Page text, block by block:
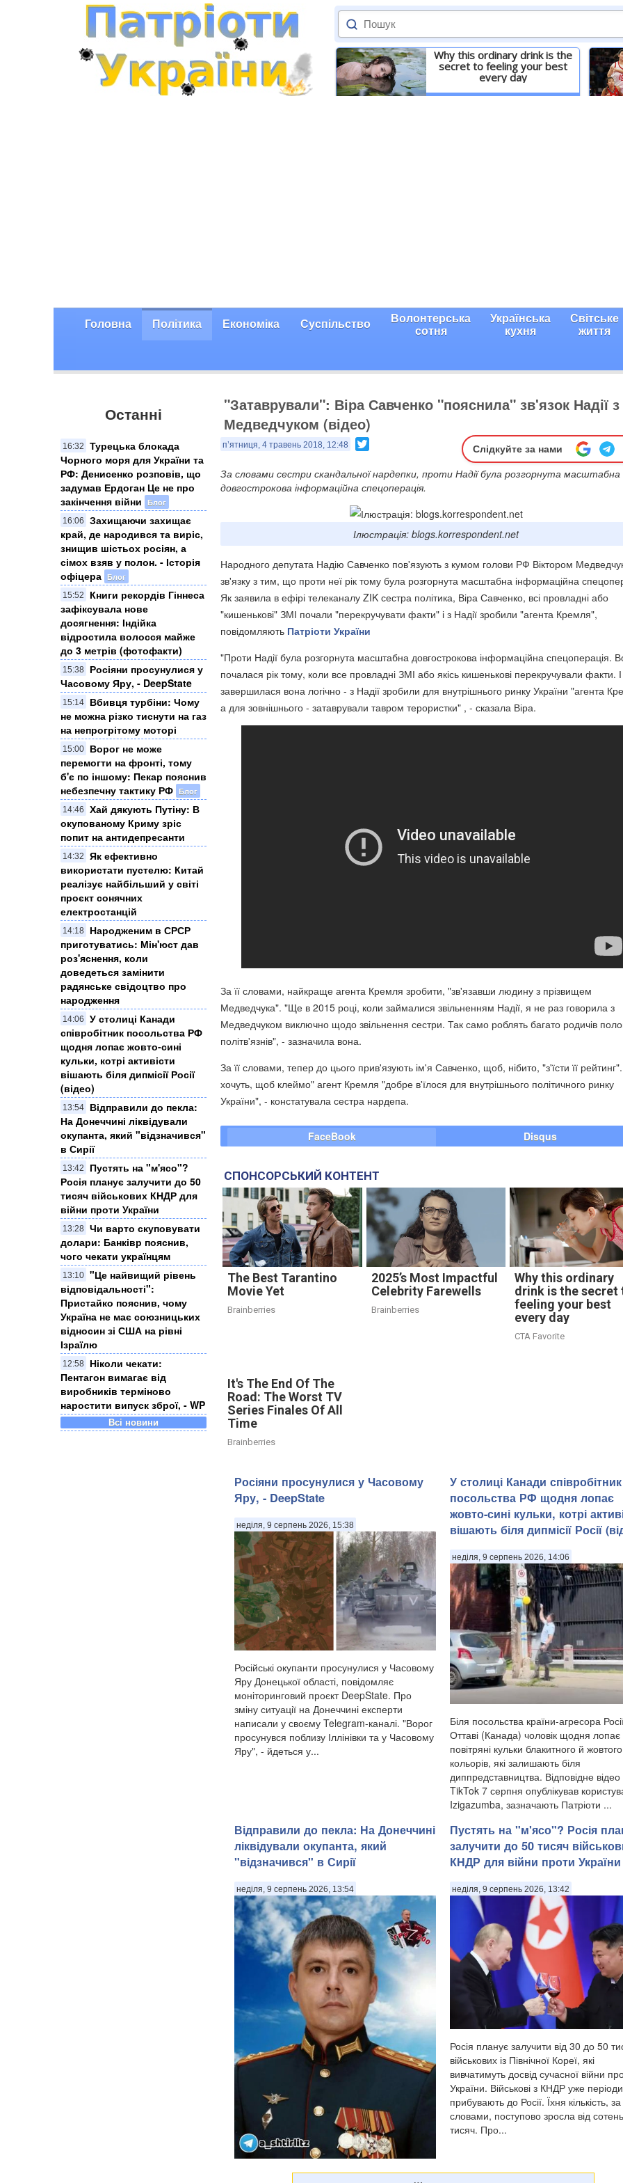
Why this ordinary drink is the
secret to feeling your best
every day
Головна Політика Економіка Суспільство Волонтерська
сотня
Українська
кухня
Світське
життя
Останні
16:32
Турецька блокада
Чорного моря для України та
РФ: Денисенко розповів, що
задумав Ердоган Це не про
закінчення війни
Блог
16:06
Захищаючи захищає
край, де народився та виріс,
знищив шістьох росіян, а
сімох взяв у полон. - Історія
офіцера Блог
15:52
Книги рекордів Гіннеса
зафіксувала нове
досягнення: Індійка
відростила волосся майже
до 3 метрів (фотофакти)
15:38
Росіяни просунулися у
Часовому Яру, - DeepState
15:14
Вбивця турбіни: Чому
не можна різко тиснути на газ
на непрогрітому моторі
15:00
Ворог не може
перемогти на фронті, тому
б'є по іншому: Пекар пояснив
небезпечну тактику РФ Блог
14:46
Хай дякують Путіну: В
окупованому Криму зріс
попит на антидепресанти
14:32
Як ефективно
використати пустелю: Китай
реалізує найбільший у світі
проєкт сонячних
електростанцій
14:18
Народженим в СРСР
приготуватись: Мін'юст дав
роз'яснення, коли
доведеться замінити
радянське свідоцтво про
народження
14:06
У столиці Канади
співробітник посольства РФ
щодня лопає жовто-сині
кульки, котрі активісти
вішають біля дипмісії Росії
(відео)
13:54
Відправили до пекла:
На Донеччині ліквідували
окупанта, який "відзначився"
в Сирії
13:42
Пустять на "м'ясо"?
Росія планує залучити до 50
тисяч військових КНДР для
війни проти України
13:28 Чи варто скуповувати
долари: Банківр пояснив,
чого чекати українцям
13:10 "Це найвищий рівень
відповідальності":
Пристайко пояснив, чому
Україна не має союзницьких
відносин зі США на рівні
Ізраїлю
12:58
Ніколи чекати:
Пентагон вимагає від
виробників терміново
наростити випуск зброї, - WP
Всі новини
"Затаврували": Віра Савченко "пояснила" зв'язок Надії з
Медведчуком (відео)
п’ятниця, 4 травень 2018, 12:48 Слідкуйте за нами
За словами сестри скандальної нардепки, проти Надії була розгорнута масштабна
довгострокова інформаційна спецоперація.
Ілюстрація: blogs.korrespondent.net
Народного депутата Надію Савченко пов'язують з кумом голови РФ Віктором
зв'язку з тим, що проти неї рік тому була розгорнута масштабна інформаційна
Як заявила в ефірі телеканалу ZIK сестра політика, Віра Савченко, всі провладні або
"кишенькові" ЗМІ почали "перекручувати факти" і з Надії зробили "агента Кремля",
повідомляють Патріоти України
"Проти Надії була розгорнута масштабна довгострокова інформаційна спецоперація.
почалася рік тому, коли все провладні ЗМІ або якісь кишенькові перекручували факти. І
завершилася вона логічно - з Надії зробили для внутрішнього ринку України "агента
а для зовнішнього - затаврували тавром терористки" , - сказала Віра.
За її словами, найкраще агента Кремля зробити, "зв'язавши людину з прізвищем
Медведчука". "Ще в 2015 році, коли займалися звільненням Надії, я не раз говорила з
Медведчуком виключно щодо звільнення сестри. Так само роблять багато родичів
політв'язнів", - зазначила вона.
За її словами, тепер до цього прив'язують ім'я Савченко, щоб, нібито, "з'їсти її
хочуть, щоб клеймо" агент Кремля "добре в'їлося для внутрішнього політичного ринку
України", - констатувала сестра нардепа.
FaceBook Disqus
СПОНСОРСЬКИЙ КОНТЕНТ
The Best Tarantino
Movie Yet
Brainberries
2025’s Most Impactful
Celebrity Farewells
Brainberries
Why this ordinary
drink is the secret
feeling your best
every day
CTA Favorite
It's The End Of The
Road: The Worst TV
Series Finales Of All
Time
Brainberries
Росіяни просунулися у Часовому
Яру, - DeepState
неділя, 9 серпень 2026, 15:38
Російські окупанти просунулися у Часовому
Яру Донецької області, повідомляє
моніторинговий проєкт DeepState. Про
зміну ситуації на Донеччині експерти
написали у своєму Telegram-каналі. "Ворог
просунувся поблизу Іллінівки та у Часовому
Яру", - йдеться у...
У столиці Канади співробітник
посольства РФ щодня лопає
жовто-сині кульки, котрі
вішають біля дипмісії Росії
неділя, 9 серпень 2026, 14:06
Біля посольства країни-агресора
Оттаві (Канада) чоловік щодня лопає
повітряні кульки блакитного й жовтого
кольорів, які залишають біля
диппредставництва. Відповідне відео
TikTok 7 серпня опублікував
Izigazumba, зазначають Патріоти ...
Відправили до пекла: На Донеччині
ліквідували окупанта, який
"відзначився" в Сирії
неділя, 9 серпень 2026, 13:54
Пустять на "м'ясо"? Росія
залучити до 50 тисяч
КНДР для війни проти України
неділя, 9 серпень 2026, 13:42
Росія планує залучити від 30 до 50
військових із Північної Кореї, які
вивчатимуть досвід сучасної війни
України. Військові з КНДР уже
прибувають до Росії. Їхня кількість,
словами, поступово зросла від
тисяч. Про...